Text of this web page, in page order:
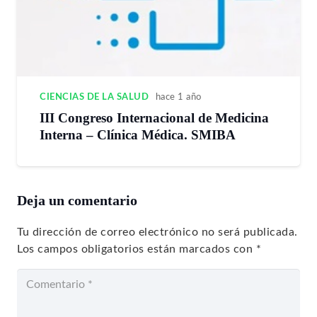
CIENCIAS DE LA SALUD hace 1 año
III Congreso Internacional de Medicina
Interna – Clínica Médica. SMIBA
Deja un comentario
Tu dirección de correo electrónico no será publicada.
Los campos obligatorios están marcados con *